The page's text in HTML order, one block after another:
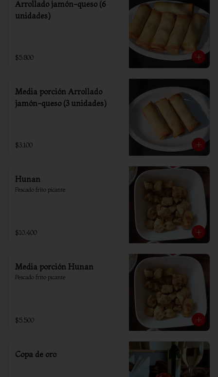
Arrollado jamón-queso (6
unidades)
$5.800
Media porción Arrollado
jamón-queso (3 unidades)
$3.100
Hunan
Pescado frito picante
$10.400
Media porción Hunan
Pescado frito picante
$5.500
Copa de oro